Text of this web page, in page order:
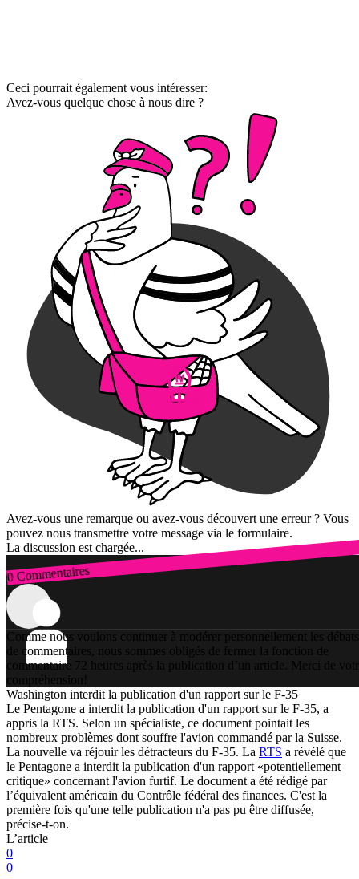
Ceci pourrait également vous intéresser:
Avez-vous quelque chose à nous dire ?
Avez-vous une remarque ou avez-vous découvert une erreur ? Vous
pouvez nous transmettre votre message via le formulaire.
La discussion est chargée...
0 Commentaires
Connexion
Comme nous voulons continuer à modérer personnellement les débats
de commentaires, nous sommes obligés de fermer la fonction de
commentaire 72 heures après la publication d’un article. Merci de
compréhension!
Washington interdit la publication d'un rapport sur le F-35
Le Pentagone a interdit la publication d'un rapport sur le F-35, a
appris la RTS. Selon un spécialiste, ce document pointait les
nombreux problèmes dont souffre l'avion commandé par la Suisse.
La nouvelle va réjouir les détracteurs du F-35. La RTS a révélé que
le Pentagone a interdit la publication d'un rapport «potentiellement
critique» concernant l'avion furtif. Le document a été rédigé par
l’équivalent américain du Contrôle fédéral des finances. C'est la
première fois qu'une telle publication n'a pas pu être diffusée,
précise-t-on.
L’article
0
0